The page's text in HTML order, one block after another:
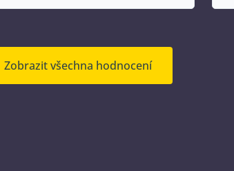
Zobrazit všechna hodnocení